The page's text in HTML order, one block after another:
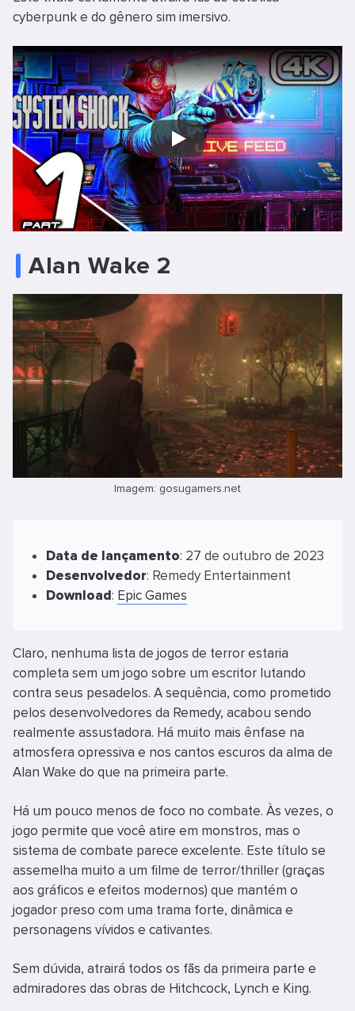
cyberpunk e do gênero sim imersivo.
Play
Alan Wake 2
Imagem: gosugamers.net
Data de lançamento: 27 de outubro de 2023
Desenvolvedor: Remedy Entertainment
Download: Epic Games
Claro, nenhuma lista de jogos de terror estaria
completa sem um jogo sobre um escritor lutando
contra seus pesadelos. A sequência, como prometido
pelos desenvolvedores da Remedy, acabou sendo
realmente assustadora. Há muito mais ênfase na
atmosfera opressiva e nos cantos escuros da alma de
Alan Wake do que na primeira parte.
Há um pouco menos de foco no combate. Às vezes, o
jogo permite que você atire em monstros, mas o
sistema de combate parece excelente. Este título se
assemelha muito a um filme de terror/thriller (graças
aos gráficos e efeitos modernos) que mantém o
jogador preso com uma trama forte, dinâmica e
personagens vívidos e cativantes.
Sem dúvida, atrairá todos os fãs da primeira parte e
admiradores das obras de Hitchcock, Lynch e King.